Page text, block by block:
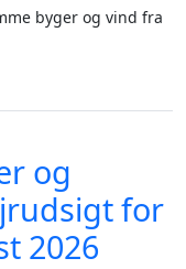
byger og vind fra
byger og sol -
og
for
2026